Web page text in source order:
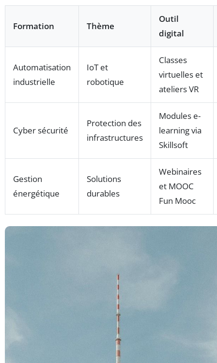
Formation Thème
Outil
digital
Automatisation
industrielle
IoT et
robotique
Classes
virtuelles et
ateliers VR
Cyber sécurité
Protection des
infrastructures
Modules e-
learning via
Skillsoft
Gestion
énergétique
Solutions
durables
Webinaires
et MOOC
Fun Mooc